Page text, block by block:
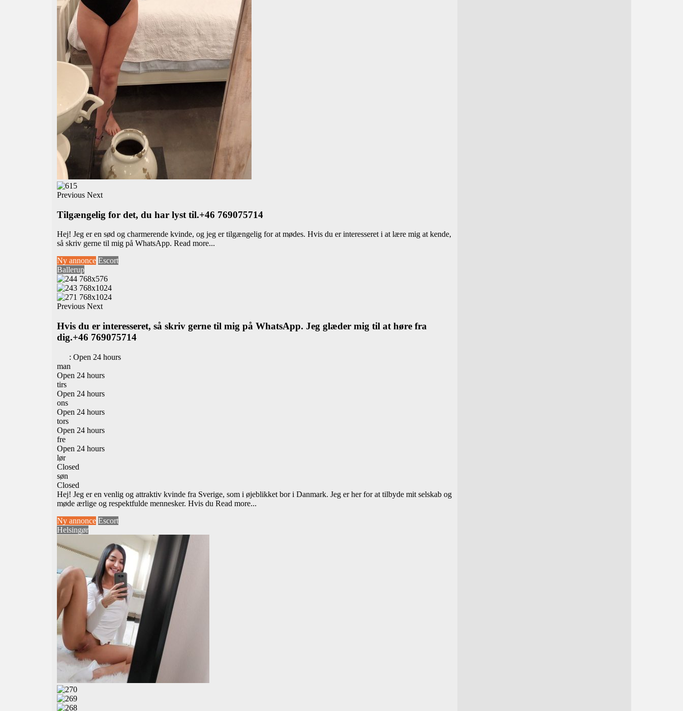
Previous Next
Tilgængelig for det, du har lyst til.+46 769075714
Hej! Jeg er en sød og charmerende kvinde, og jeg er tilgængelig for at mødes. Hvis du er interesseret i at lære mig at kende,
så skriv gerne til mig på WhatsApp. Read more...
Ny annonce Escort
Ballerup
Previous Next
Hvis du er interesseret, så skriv gerne til mig på WhatsApp. Jeg glæder mig til at høre fra
dig.+46 769075714
: Open 24 hours
man
Open 24 hours
tirs
Open 24 hours
ons
Open 24 hours
tors
Open 24 hours
fre
Open 24 hours
lør
Closed
søn
Closed
Hej! Jeg er en venlig og attraktiv kvinde fra Sverige, som i øjeblikket bor i Danmark. Jeg er her for at tilbyde mit selskab og
møde ærlige og respektfulde mennesker. Hvis du Read more...
Ny annonce Escort
Helsingør